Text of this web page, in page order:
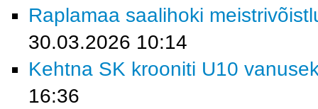
Raplamaa saalihoki
30.03.2026 10:14
Kehtna SK krooniti U10
16:36